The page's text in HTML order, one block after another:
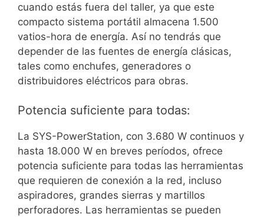
cuando estás fuera del taller, ya que este
compacto sistema portátil almacena 1.500
vatios-hora de energía. Así no tendrás que
depender de las fuentes de energía clásicas,
tales como enchufes, generadores o
distribuidores eléctricos para obras.
Potencia suficiente para todas:
La SYS-PowerStation, con 3.680 W continuos y
hasta 18.000 W en breves períodos, ofrece
potencia suficiente para todas las herramientas
que requieren de conexión a la red, incluso
aspiradores, grandes sierras y martillos
perforadores. Las herramientas se pueden